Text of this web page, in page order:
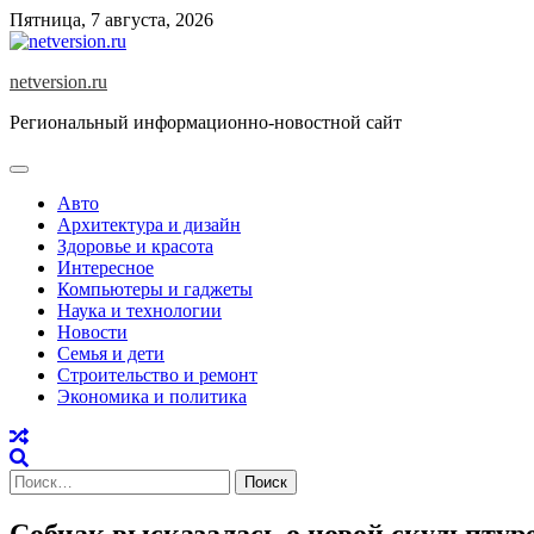
Skip
to
Пятница, 7 августа, 2026
netversion.ru
Региональный информационно-новостной сайт
Авто
Архитектура и дизайн
Здоровье и красота
Интересное
Компьютеры и гаджеты
Наука и технологии
Новости
Семья и дети
Строительство и ремонт
Экономика и политика
Найти: